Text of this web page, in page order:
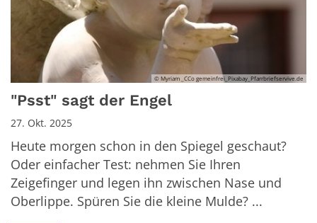
© Myriam _CCo gemeinfrei_Pixabay_Pfarrbriefservive.de
"Psst" sagt der Engel
27. Okt. 2025
Heute morgen schon in den Spiegel geschaut?
Oder einfacher Test: nehmen Sie Ihren
Zeigefinger und legen ihn zwischen Nase und
Oberlippe. Spüren Sie die kleine Mulde? ...